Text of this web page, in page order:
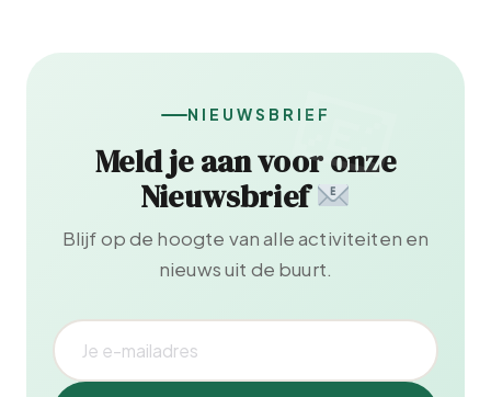
NIEUWSBRIEF
Meld je aan voor onze
Nieuwsbrief
Blijf op de hoogte van alle activiteiten en
nieuws uit de buurt.